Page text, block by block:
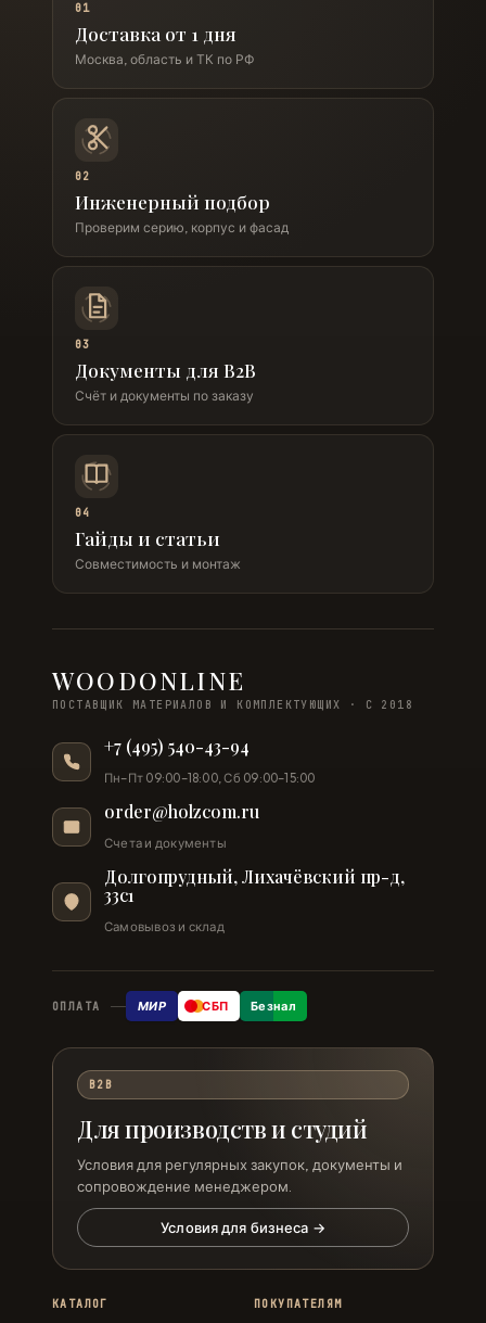
01
Доставка от 1 дня
Москва, область и ТК по РФ
02
Инженерный подбор
Проверим серию, корпус и фасад
03
Документы для B2B
Счёт и документы по заказу
04
Гайды и статьи
Совместимость и монтаж
WOODONLINE
ПОСТАВЩИК МАТЕРИАЛОВ И КОМПЛЕКТУЮЩИХ · С 2018
+7 (495) 540-43-94
Пн–Пт 09:00–18:00, Сб 09:00–15:00
order@holzcom.ru
Счета и документы
Долгопрудный, Лихачёвский пр-д,
33с1
Самовывоз и склад
ОПЛАТА МИР СБП Безнал
B2B
Для производств и студий
Условия для регулярных закупок, документы и
сопровождение менеджером.
Условия для бизнеса →
КАТАЛОГ ПОКУПАТЕЛЯМ